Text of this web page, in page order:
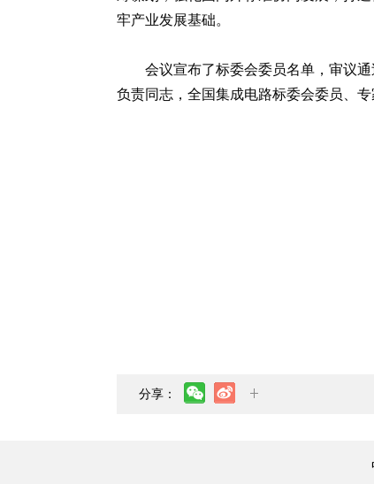
牢产业发展基础。
会议宣布了标委会委员名单，审议
负责同志，全国集成电路标委会委员、
分享：